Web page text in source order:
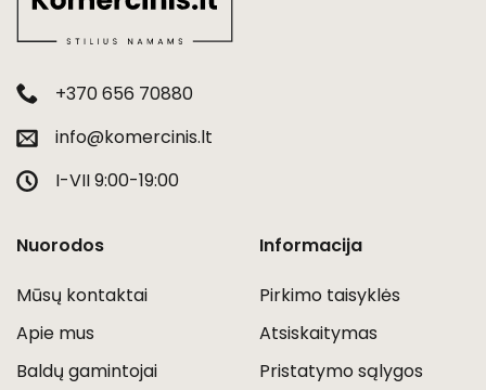
+370 656 70880
info@komercinis.lt
I-VII 9:00-19:00
Nuorodos
Mūsų kontaktai
Apie mus
Baldų gamintojai
Informacija
Pirkimo taisyklės
Atsiskaitymas
Pristatymo sąlygos